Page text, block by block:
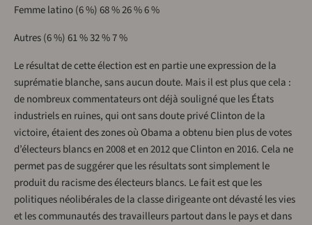
Femme latino (6 %) 68 % 26 % 6 %
Autres (6 %) 61 % 32 % 7 %
Le résultat de cette élection est en partie une expression de la
suprématie blanche, sans aucun doute. Mais il est plus que cela :
de nombreux commentateurs ont déjà souligné que les États
industriels en ruines, qui ont sans doute privé Clinton de la
victoire, étaient des zones où Obama a obtenu bien plus de votes
d’électeurs blancs en 2008 et en 2012 que Clinton en 2016. Cela ne
permet pas de suggérer que les résultats sont simplement le
produit du racisme des électeurs blancs. Le fait est que les
politiques néolibérales de la classe dirigeante ont dévasté les vies
et les communautés des travailleurs partout dans le pays et dans